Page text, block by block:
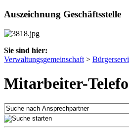
Auszeichnung Geschäftsstelle
Sie sind hier:
Verwaltungsgemeinschaft >
Mitarbeiter-